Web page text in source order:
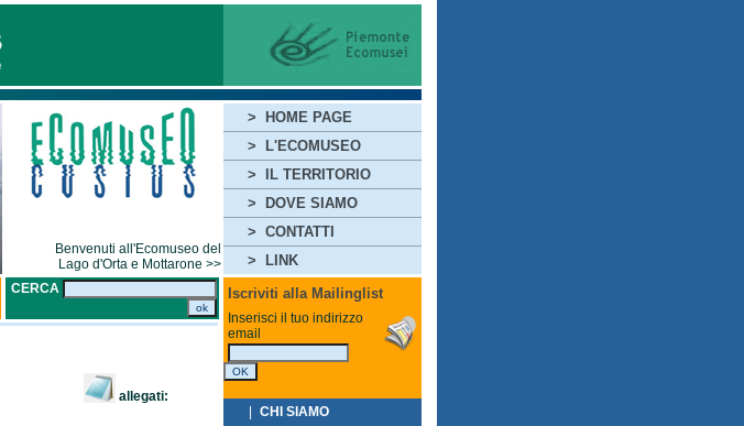
Benvenuti all'Ecomuseo del
Lago d'Orta e Mottarone >>
CERCA
allegati:
>
HOME PAGE
>
L'ECOMUSEO
>
IL TERRITORIO
>
DOVE SIAMO
> CONTATTI
>
LINK
Iscriviti alla Mailinglist
Inserisci il tuo indirizzo
email
CHI SIAMO